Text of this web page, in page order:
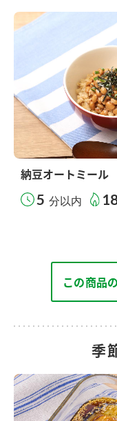
納豆オートミール
5 分以内
この商品
季